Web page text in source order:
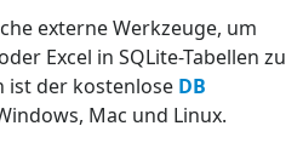
externe Werkzeuge, um
Excel in SQLite-Tabellen zu
ist der kostenlose DB
Mac und Linux.